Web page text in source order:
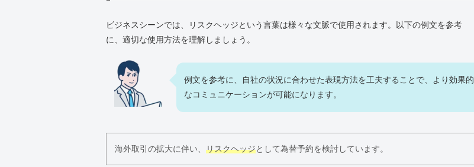
ビジネスシーンでは、リスクヘッジという言葉は様々な文脈で使用されます。以下の例文を参考
に、適切な使用方法を理解しましょう。
例文を参考に、自社の状況に合わせた表現方法を工夫することで、より効果的
なコミュニケーションが可能になります。
海外取引の拡大に伴い、 リスクヘッジとして為替予約を検討しています。